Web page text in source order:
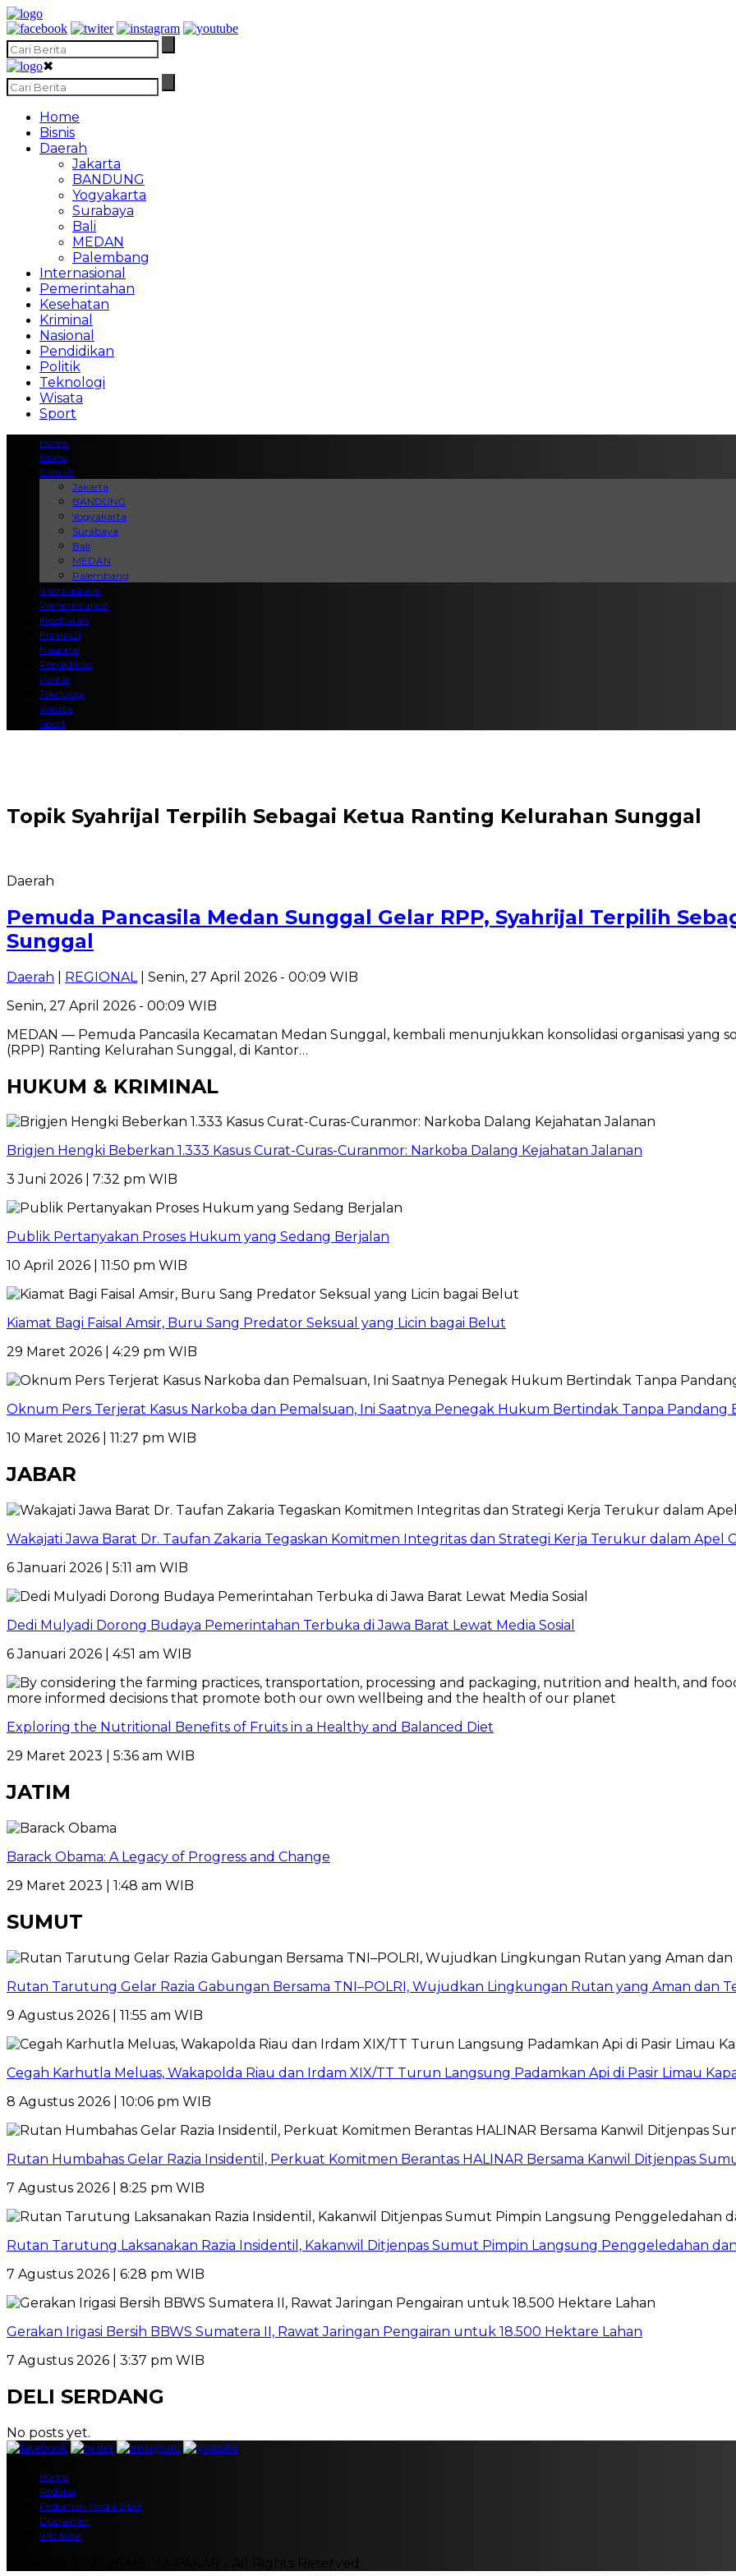
✖
Home
Bisnis
Daerah
Jakarta
BANDUNG
Yogyakarta
Surabaya
Bali
MEDAN
Palembang
Internasional
Pemerintahan
Kesehatan
Kriminal
Nasional
Pendidikan
Politik
Teknologi
Wisata
Sport
Home
Bisnis
Daerah
Jakarta
BANDUNG
Yogyakarta
Surabaya
Bali
MEDAN
Palembang
Internasional
Pemerintahan
Kesehatan
Kriminal
Nasional
Pendidikan
Politik
Teknologi
Wisata
Sport
Topik Syahrijal Terpilih Sebagai Ketua Ranting Kelurahan Sunggal
Daerah
Pemuda Pancasila Medan Sunggal Gelar RPP, Syahrijal Terpilih
Sunggal
Daerah REGIONAL
| Senin, 27 April 2026 - 00:09 WIB
Senin, 27 April 2026 - 00:09 WIB
MEDAN — Pemuda Pancasila Kecamatan Medan Sunggal, kembali menunjukkan konsolidasi organisasi yang
(RPP) Ranting Kelurahan Sunggal, di Kantor…
HUKUM & KRIMINAL
Brigjen Hengki Beberkan 1.333 Kasus Curat-Curas-Curanmor: Narkoba Dalang Kejahatan Jalanan
3 Juni 2026 | 7:32 pm WIB
Publik Pertanyakan Proses Hukum yang Sedang Berjalan
10 April 2026 | 11:50 pm WIB
Kiamat Bagi Faisal Amsir, Buru Sang Predator Seksual yang Licin bagai Belut
29 Maret 2026 | 4:29 pm WIB
Oknum Pers Terjerat Kasus Narkoba dan Pemalsuan, Ini Saatnya Penegak Hukum Bertindak Tanpa Pandang
10 Maret 2026 | 11:27 pm WIB
JABAR
Wakajati Jawa Barat Dr. Taufan Zakaria Tegaskan Komitmen Integritas dan Strategi Kerja Terukur dalam Apel
6 Januari 2026 | 5:11 am WIB
Dedi Mulyadi Dorong Budaya Pemerintahan Terbuka di Jawa Barat Lewat Media Sosial
6 Januari 2026 | 4:51 am WIB
Exploring the Nutritional Benefits of Fruits in a Healthy and Balanced Diet
29 Maret 2023 | 5:36 am WIB
JATIM
Barack Obama: A Legacy of Progress and Change
29 Maret 2023 | 1:48 am WIB
SUMUT
Rutan Tarutung Gelar Razia Gabungan Bersama TNI–POLRI, Wujudkan Lingkungan Rutan yang Aman dan
9 Agustus 2026 | 11:55 am WIB
Cegah Karhutla Meluas, Wakapolda Riau dan Irdam XIX/TT Turun Langsung Padamkan Api di Pasir Limau
8 Agustus 2026 | 10:06 pm WIB
Rutan Humbahas Gelar Razia Insidentil, Perkuat Komitmen Berantas HALINAR Bersama Kanwil Ditjenpas
7 Agustus 2026 | 8:25 pm WIB
Rutan Tarutung Laksanakan Razia Insidentil, Kakanwil Ditjenpas Sumut Pimpin Langsung Penggeledahan
7 Agustus 2026 | 6:28 pm WIB
Gerakan Irigasi Bersih BBWS Sumatera II, Rawat Jaringan Pengairan untuk 18.500 Hektare Lahan
7 Agustus 2026 | 3:37 pm WIB
DELI SERDANG
No posts yet.
Home
Redaksi
Pedoman Media Siber
Disclaimer
Info Iklan
Copyright © 2026 MEDIA PAKAR - All Rights Reserved